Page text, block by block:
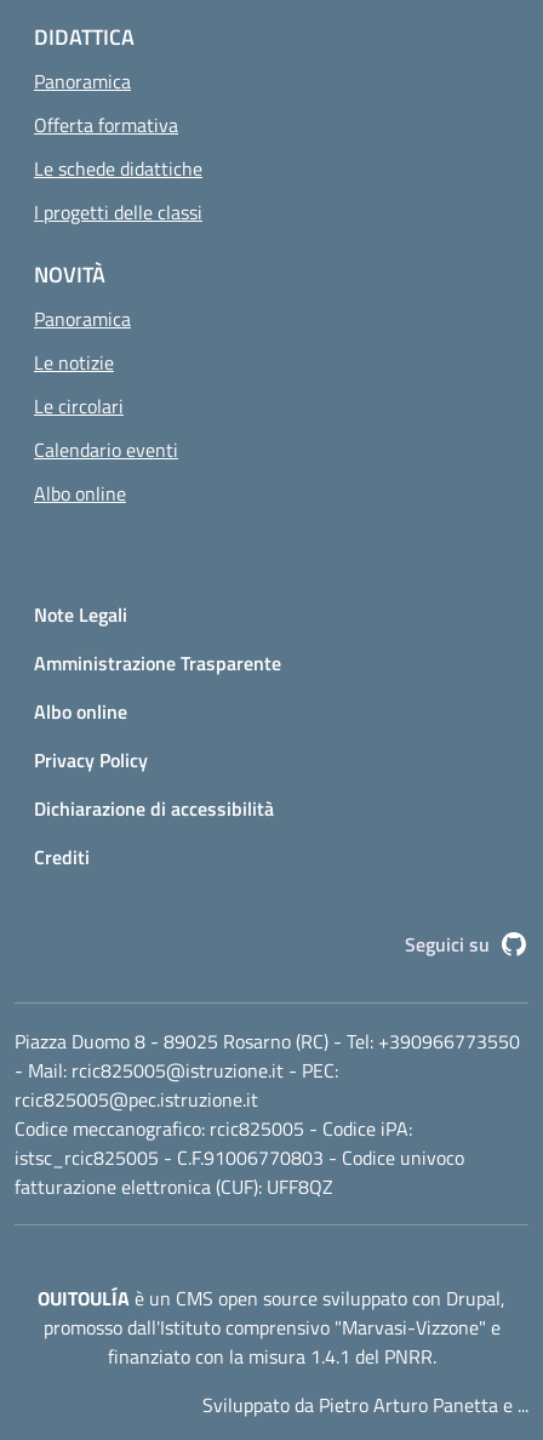
DIDATTICA
Panoramica
Offerta formativa
Le schede didattiche
I progetti delle classi
NOVITÀ
Panoramica
Le notizie
Le circolari
Calendario eventi
Albo online
Small prints
Note Legali
Amministrazione Trasparente
Albo online
Privacy Policy
Dichiarazione di accessibilità
Crediti
Seguici su
Piazza Duomo 8 - 89025 Rosarno (RC) - Tel: +390966773550
- Mail: rcic825005@istruzione.it - PEC:
rcic825005@pec.istruzione.it
Codice meccanografico: rcic825005 - Codice iPA:
istsc_rcic825005 - C.F.91006770803 - Codice univoco
fatturazione elettronica (CUF): UFF8QZ
OUITOULÍAè un CMS open source sviluppato con Drupal,
promosso dall'Istituto comprensivo "Marvasi-Vizzone" e
finanziato con la misura 1.4.1 del PNRR.
Sviluppato da Pietro Arturo Panetta e ...